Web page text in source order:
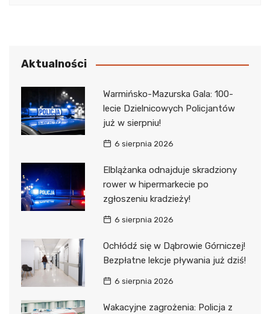
Aktualności
Warmińsko-Mazurska Gala: 100-
lecie Dzielnicowych Policjantów
już w sierpniu!
6 sierpnia 2026
Elblążanka odnajduje skradziony
rower w hipermarkecie po
zgłoszeniu kradzieży!
6 sierpnia 2026
Ochłódź się w Dąbrowie Górniczej!
Bezpłatne lekcje pływania już dziś!
6 sierpnia 2026
Wakacyjne zagrożenia: Policja z